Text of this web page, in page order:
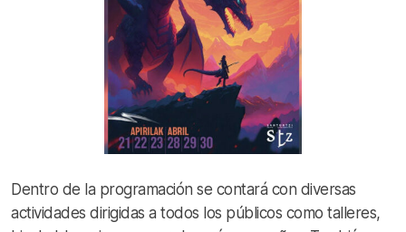
Dentro de la programación se contará con diversas
actividades dirigidas a todos los públicos como talleres,